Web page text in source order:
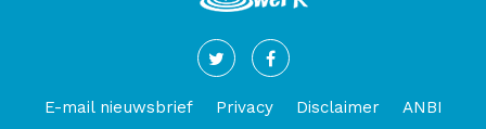
E-mail nieuwsbrief Privacy Disclaimer ANBI